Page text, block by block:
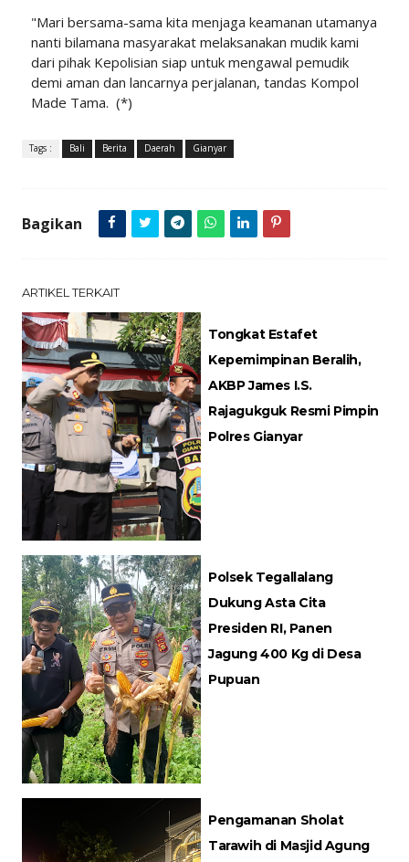
"Mari bersama-sama kita menjaga keamanan utamanya
nanti bilamana masyarakat melaksanakan mudik kami
dari pihak Kepolisian siap untuk mengawal pemudik
demi aman dan lancarnya perjalanan, tandas Kompol
Made Tama. (*)
Tags : Bali Berita Daerah Gianyar
Bagikan
ARTIKEL TERKAIT
Tongkat Estafet
Kepemimpinan Beralih,
AKBP James I.S.
Rajagukguk Resmi Pimpin
Polres Gianyar
Polsek Tegallalang
Dukung Asta Cita
Presiden RI, Panen
Jagung 400 Kg di Desa
Pupuan
Pengamanan Sholat
Tarawih di Masjid Agung